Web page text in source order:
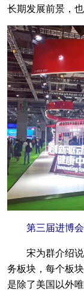
长期发展前景，
第三届进博
宋为群介绍说
务板块，每个板
是除了美国以外